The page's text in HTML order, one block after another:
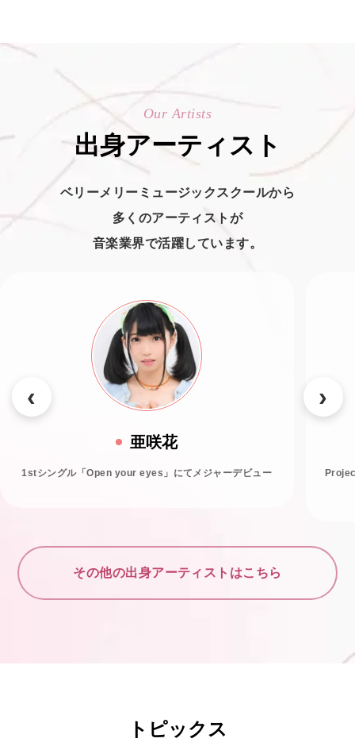
Our Artists
出身アーティスト
ベリーメリーミュージックスクールから
多くのアーティストが
音楽業界で活躍しています。
亜咲花
1stシングル「Open your eyes」にてメジャーデビュー
その他の出身アーティストはこちら
トピックス